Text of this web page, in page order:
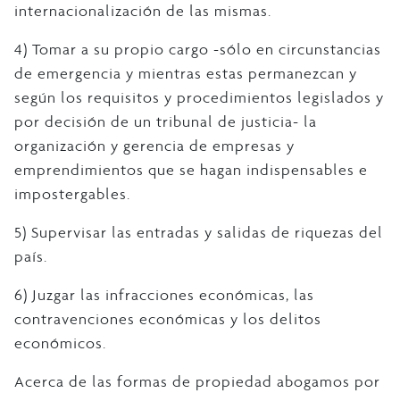
internacionalización de las mismas.
4) Tomar a su propio cargo -sólo en circunstancias
de emergencia y mientras estas permanezcan y
según los requisitos y procedimientos legislados y
por decisión de un tribunal de justicia- la
organización y gerencia de empresas y
emprendimientos que se hagan indispensables e
impostergables.
5) Supervisar las entradas y salidas de riquezas del
país.
6) Juzgar las infracciones económicas, las
contravenciones económicas y los delitos
económicos.
Acerca de las formas de propiedad abogamos por